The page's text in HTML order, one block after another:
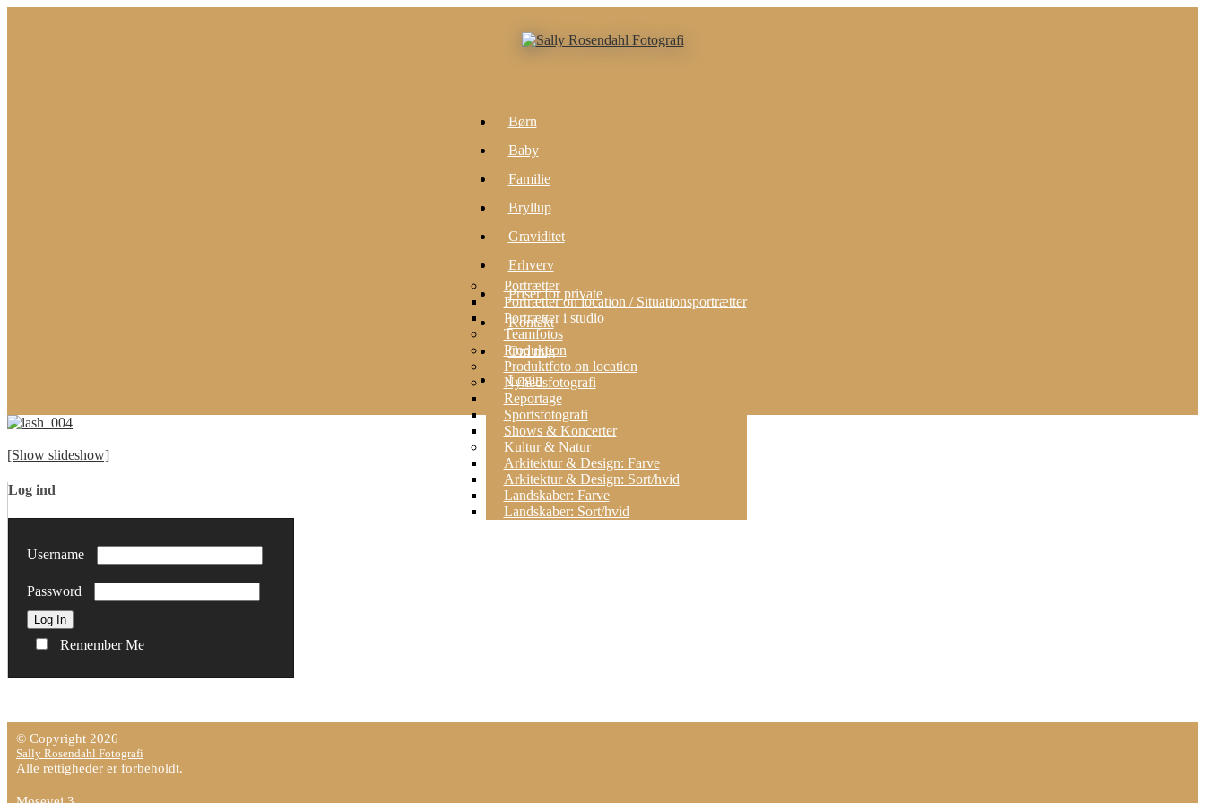
Børn
Baby
Familie
Bryllup
Graviditet
Erhverv
Portrætter
Portrætter on location / Situationsportrætter
Portrætter i studio
Teamfotos
Produktion
Produktfoto on location
Nyhedsfotografi
Reportage
Sportsfotografi
Shows & Koncerter
Kultur & Natur
Arkitektur & Design: Farve
Arkitektur & Design: Sort/hvid
Landskaber: Farve
Landskaber: Sort/hvid
Priser for private
Kontakt
Om mig
Login
[Show slideshow]
Log ind
Username
Password
Remember Me
© Copyright 2026
Sally Rosendahl Fotografi
Alle rettigheder er forbeholdt.